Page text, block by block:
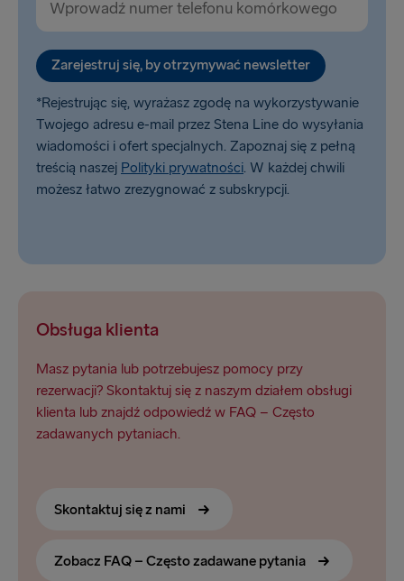
Zarejestruj się, by otrzymywać newsletter
*Rejestrując się, wyrażasz zgodę na wykorzystywanie
Twojego adresu e-mail przez Stena Line do wysyłania
wiadomości i ofert specjalnych. Zapoznaj się z pełną
treścią naszej Polityki prywatności. W każdej chwili
możesz łatwo zrezygnować z subskrypcji.
Obsługa klienta
Masz pytania lub potrzebujesz pomocy przy
rezerwacji? Skontaktuj się z naszym działem obsługi
klienta lub znajdź odpowiedź w FAQ – Często
zadawanych pytaniach.
Skontaktuj się z nami
Zobacz FAQ – Często zadawane pytania